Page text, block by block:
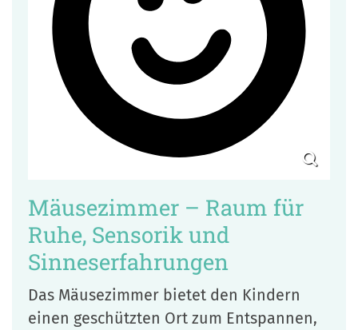
Mäusezimmer – Raum für
Ruhe, Sensorik und
Sinneserfahrungen
Das Mäusezimmer bietet den Kindern
einen geschützten Ort zum Entspannen,